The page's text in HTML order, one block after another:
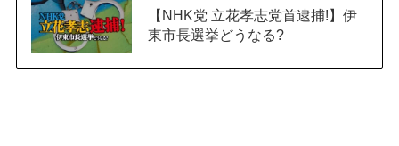
【NHK党 立花孝志党首逮捕!】伊
東市長選挙どうなる?